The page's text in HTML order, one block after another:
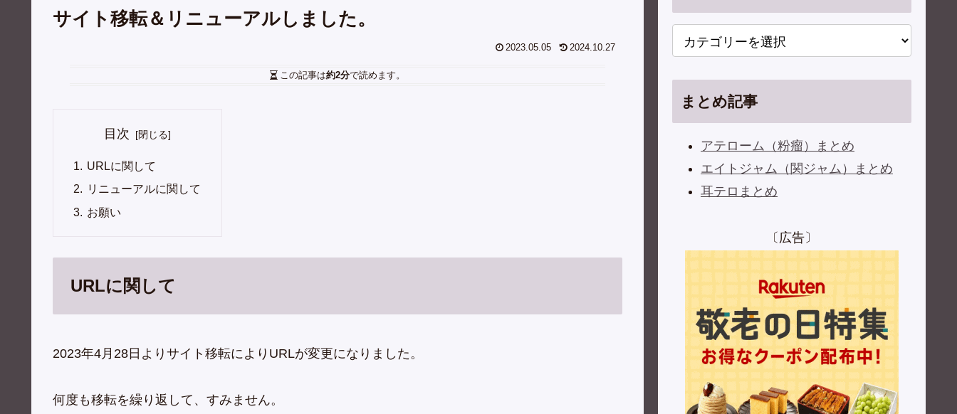
サイト移転＆リニューアルしました。
2023.05.05 2024.10.27
この記事は約2分で読めます。
目次
URLに関して
リニューアルに関して
お願い
URLに関して
2023年4月28日よりサイト移転によりURLが変更になりました。
何度も移転を繰り返して、すみません。
まとめ記事
アテローム（粉瘤）まとめ
エイトジャム（関ジャム）まとめ
耳テロまとめ
〔広告〕